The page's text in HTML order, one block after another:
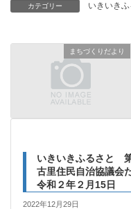
カテゴリー いきいきふ
まちづくりだより
いきいきふるさと
古里住民自治協議会
令和２年２月15日
2022年12月29日